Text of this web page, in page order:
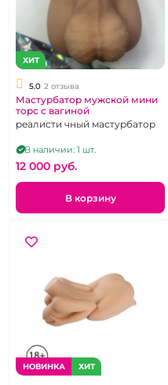
ХИТ
5.0 2 отзыва
Мастурбатор мужской мини
торс с вагиной
реалисти чный мастурбатор
В наличии: 1 шт.
12 000 pуб.
В корзину
НОВИНКА ХИТ